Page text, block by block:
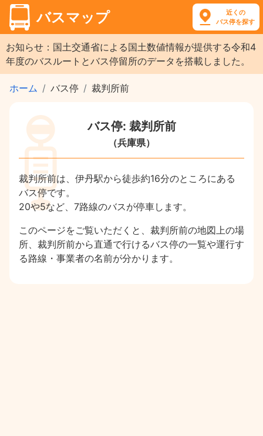
バスマップ
近くの
バス停を探す
お知らせ：国土交通省による国土数値情報が提供する令和4
年度のバスルートとバス停留所のデータを搭載しました。
ホーム バス停 裁判所前
バス停: 裁判所前
（兵庫県）
裁判所前は、伊丹駅から徒歩約16分のところにある
バス停です。
20や5など、7路線のバスが停車します。
このページをご覧いただくと、裁判所前の地図上の場
所、裁判所前から直通で行けるバス停の一覧や運行す
る路線・事業者の名前が分かります。